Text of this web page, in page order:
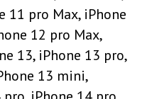
11 pro Max, iPhone
12 pro Max,
13, iPhone 13 pro,
13 mini,